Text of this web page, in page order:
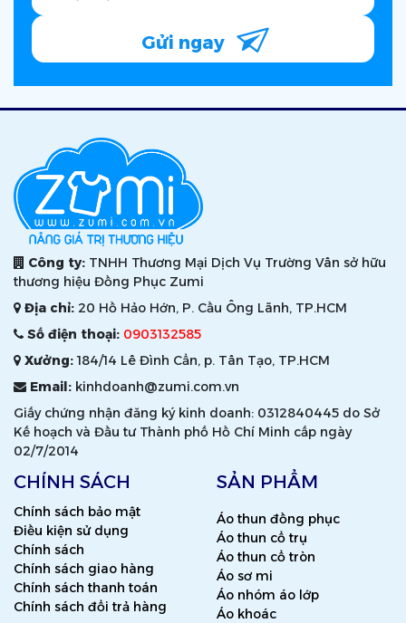
Gửi ngay
Công ty: TNHH Thương Mại Dịch Vụ Trường Vân sở hữu
thương hiệu Đồng Phục Zumi
Địa chỉ: 20 Hồ Hảo Hớn, P. Cầu Ông Lãnh, TP.HCM
Số điện thoại: 0903132585
Xưởng:184/14 Lê Đình Cẩn, p. Tân Tạo, TP.HCM
Email: kinhdoanh@zumi.com.vn
Giấy chứng nhận đăng ký kinh doanh: 0312840445 do Sở
Kế hoạch và Đầu tư Thành phố Hồ Chí Minh cấp ngày
02/7/2014
CHÍNH SÁCH
Chính sách bảo mật
Điều kiện sử dụng
Chính sách
Chính sách giao hàng
Chính sách thanh toán
Chính sách đổi trả hàng
SẢN PHẨM
Áo thun đồng phục
Áo thun cổ trụ
Áo thun cổ tròn
Áo sơ mi
Áo nhóm áo lớp
Áo khoác